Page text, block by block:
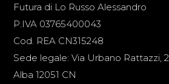
Futura di Lo Russo Alessandro
P.IVA 03765400043
Cod. REA CN315248
Sede legale: Via Urbano Rattazzi, 2
Alba 12051 CN